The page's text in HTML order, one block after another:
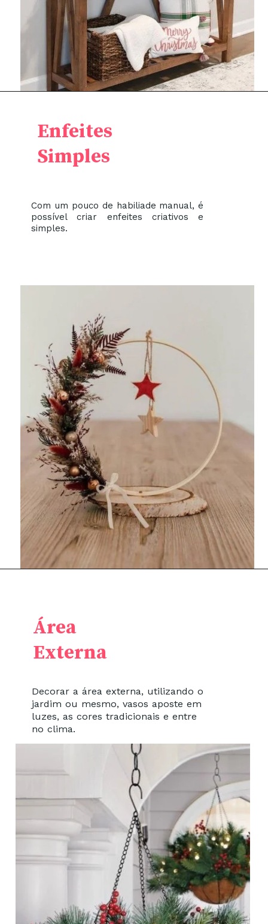
Com um pouco de habiliade manual, é
possível criar enfeites criativos e
simples.
Enfeites
Simples
Decorar a área externa, utilizando o
jardim ou mesmo, vasos aposte em
luzes, as cores tradicionais e entre
no clima.
Área
Externa